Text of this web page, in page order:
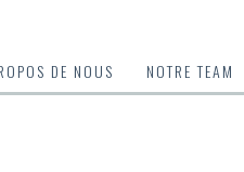
DE NOUS NOTRE TEAM